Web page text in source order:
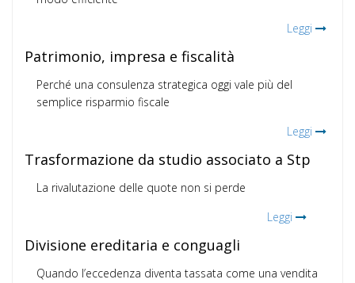
Leggi
Patrimonio, impresa e fiscalità
Perché una consulenza strategica oggi vale più del
semplice risparmio fiscale
Leggi
Trasformazione da studio associato a Stp
La rivalutazione delle quote non si perde
Leggi
Divisione ereditaria e conguagli
Quando l’eccedenza diventa tassata come una vendita